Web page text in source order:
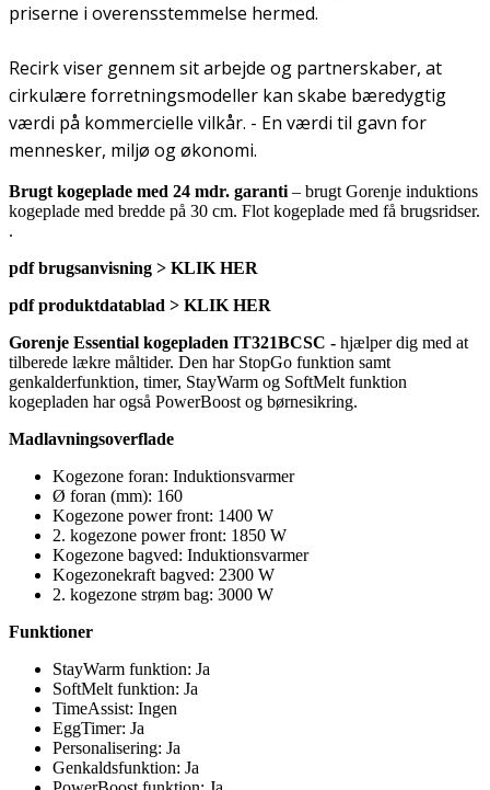
priserne i overensstemmelse hermed.
Recirk viser gennem sit arbejde og partnerskaber, at
cirkulære forretningsmodeller kan skabe bæredygtig
værdi på kommercielle vilkår. - En værdi til gavn for
mennesker, miljø og økonomi.
Brugt kogeplade med 24 mdr. garanti – brugt Gorenje induktions
kogeplade med bredde på 30 cm. Flot kogeplade med få brugsridser.
.
pdf brugsanvisning > KLIK HER
pdf produktdatablad > KLIK HER
Gorenje Essential kogepladen IT321BCSC - hjælper dig med at
tilberede lækre måltider. Den har StopGo funktion samt
genkalderfunktion, timer, StayWarm og SoftMelt funktion
kogepladen har også PowerBoost og børnesikring.
Madlavningsoverflade
Kogezone foran: Induktionsvarmer
Ø foran (mm): 160
Kogezone power front: 1400 W
2. kogezone power front: 1850 W
Kogezone bagved: Induktionsvarmer
Kogezonekraft bagved: 2300 W
2. kogezone strøm bag: 3000 W
Funktioner
StayWarm funktion: Ja
SoftMelt funktion: Ja
TimeAssist: Ingen
EggTimer: Ja
Personalisering: Ja
Genkaldsfunktion: Ja